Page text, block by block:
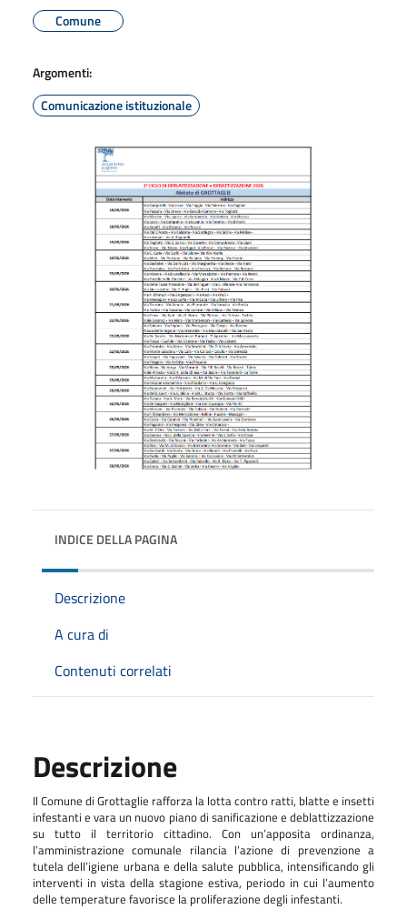
Comune
Argomenti:
Comunicazione istituzionale
INDICE DELLA PAGINA
Descrizione
A cura di
Contenuti correlati
Descrizione
Il Comune di Grottaglie rafforza la lotta contro ratti, blatte e insetti
infestanti e vara un nuovo piano di sanificazione e deblattizzazione
su tutto il territorio cittadino. Con un’apposita ordinanza,
l’amministrazione comunale rilancia l’azione di prevenzione a
tutela dell’igiene urbana e della salute pubblica, intensificando gli
interventi in vista della stagione estiva, periodo in cui l’aumento
delle temperature favorisce la proliferazione degli infestanti.